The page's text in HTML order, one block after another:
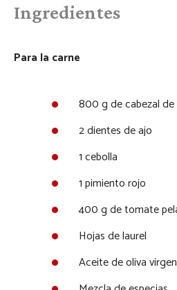
Ingredientes
Para la carne
800 g de cabezal
2 dientes de ajo
1 cebolla
1 pimiento rojo
400 g de tomate
Hojas de laurel
Aceite de oliva